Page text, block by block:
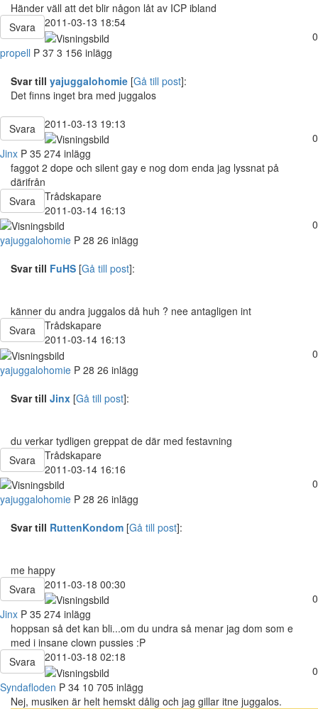
Händer väll att det blir någon låt av ICP ibland
Svara
2011-03-13 18:54
0
propell P 37 3 156 inlägg
Svar till yajuggalohomie [Gå till post]:
Det finns inget bra med juggalos
Svara
2011-03-13 19:13
0
Jinx P 35 274 inlägg
faggot 2 dope och silent gay e nog dom enda jag lyssnat på
därifrån
Svara
Trådskapare
2011-03-14 16:13
0
yajuggalohomie P 28 26 inlägg
Svar till FuHS [Gå till post]:
känner du andra juggalos då huh ? nee antagligen int
Svara
Trådskapare
2011-03-14 16:13
0
yajuggalohomie P 28 26 inlägg
Svar till Jinx [Gå till post]:
du verkar tydligen greppat de där med festavning
Svara
Trådskapare
2011-03-14 16:16
0
yajuggalohomie P 28 26 inlägg
Svar till RuttenKondom [Gå till post]:
me happy
Svara
2011-03-18 00:30
0
Jinx P 35 274 inlägg
hoppsan så det kan bli...om du undra så menar jag dom som e
med i insane clown pussies :P
Svara
2011-03-18 02:18
0
Syndafloden P 34 10 705 inlägg
Nej, musiken är helt hemskt dålig och jag gillar itne juggalos.